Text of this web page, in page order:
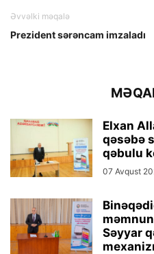
Əvvəlki məqalə
Prezident sərəncam imzaladı
Elxan
qəsəbə
qəbulu
07 Avqust
Səyyar